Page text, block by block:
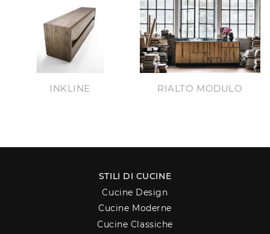
INKLINE RIALTO MODULO
STILI DI CUCINE
Cucine Design
Cucine Moderne
Cucine Classiche